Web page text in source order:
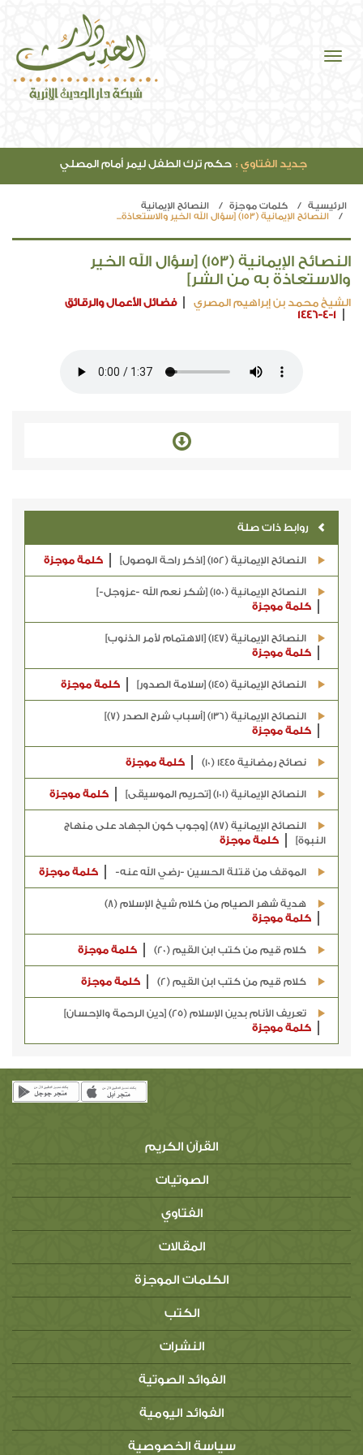
جديد الفتاوي : حكم ترك الطفل ليمر أمام المصلي
الرئيسيـة كلمات موجزة
النصائح الإيمانية
النصائح الإيمانية (153) [سؤال الله الخير والاستعاذة...
النصائح الإيمانية (153) [سؤال الله الخير
والاستعاذة به من الشر]
الشيخ محمد بن إبراهيم المصري
فضائل الأعمال والرقائق
1446-4-1
روابط ذات صلة
النصائح الإيمانية (152) [اذكر راحة الوصول] كلمة موجزة
النصائح الإيمانية (150) [شكر نعم الله -عزوجل-]
كلمة موجزة
النصائح الإيمانية (147) [الاهتمام لأمر الذنوب]
كلمة موجزة
النصائح الإيمانية (145) [سلامة الصدور] كلمة موجزة
النصائح الإيمانية (136) [أسباب شرح الصدر (7)]
كلمة موجزة
نصائح رمضانية 1445 (10) كلمة موجزة
النصائح الإيمانية (101) [تحريم الموسيقى] كلمة موجزة
النصائح الإيمانية (87) [وجوب كون الجهاد على منهاج
النبوة]
كلمة موجزة
الموقف من قتلة الحسين -رضي الله عنه- كلمة موجزة
هدية شهر الصيام من كلام شيخ الإسلام (8)
كلمة موجزة
كلام قيم من كتب ابن القيم (20) كلمة موجزة
كلام قيم من كتب ابن القيم (2) كلمة موجزة
تعريف الأنام بدين الإسلام (25) [دين الرحمة والإحسان]
كلمة موجزة
القرآن الكريم
الصوتيات
الفتاوي
المقالات
الكلمات الموجزة
الكتب
النشرات
الفوائد الصوتية
الفوائد اليومية
سياسة الخصوصية